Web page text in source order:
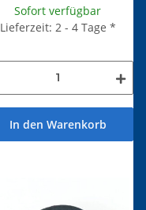
Sofort verfügbar
Lieferzeit: 2 - 4 Tage *
In den Warenkorb